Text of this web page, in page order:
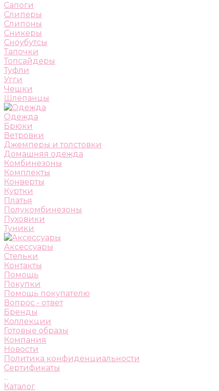
Сапоги
Слиперы
Слипоны
Сникеры
Сноубутсы
Тапочки
Топсайдеры
Туфли
Угги
Чешки
Шлепанцы
Одежда
Брюки
Ветровки
Джемперы и толстовки
Домашняя одежда
Комбинезоны
Комплекты
Конверты
Куртки
Платья
Полукомбинезоны
Пуховики
Туники
Аксессуары
Стельки
Контакты
Помощь
Покупки
Помощь покупателю
Вопрос - ответ
Бренды
Коллекции
Готовые образы
Компания
Новости
Политика конфиденциальности
Сертификаты
...
Каталог